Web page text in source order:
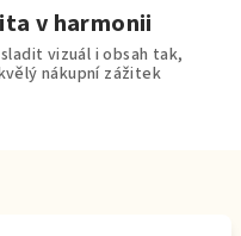
v harmonii
vizuál i obsah tak,
nákupní zážitek